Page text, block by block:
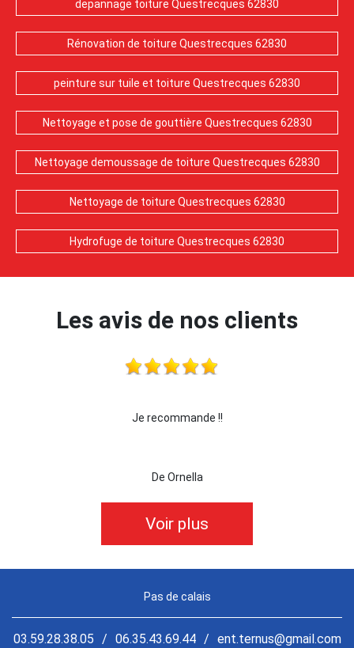
depannage toiture Questrecques 62830
Rénovation de toiture Questrecques 62830
peinture sur tuile et toiture Questrecques 62830
Nettoyage et pose de gouttière Questrecques 62830
Nettoyage demoussage de toiture Questrecques 62830
Nettoyage de toiture Questrecques 62830
Hydrofuge de toiture Questrecques 62830
Les avis de nos clients
Je recommande !!
De Ornella
Voir plus
Pas de calais
03.59.28.38.05 / 06.35.43.69.44 / ent.ternus@gmail.com